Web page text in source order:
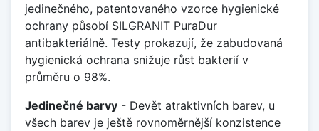
jedinečného, patentovaného vzorce hygienické
ochrany působí SILGRANIT PuraDur
antibakteriálně. Testy prokazují, že zabudovaná
hygienická ochrana snižuje růst bakterií v
průměru o 98%.
Jedinečné barvy - Devět atraktivních barev, u
všech barev je ještě rovnoměrnější konzistence